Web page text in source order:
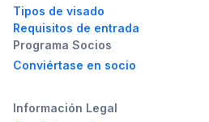
Tipos de visado
Requisitos de entrada
Programa Socios
Conviértase en socio
Información Legal